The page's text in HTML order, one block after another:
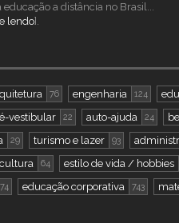
a distância no Brasil...
lendo].
76 engenharia 124
vestibular
22 auto-ajuda 24
29 turismo e lazer 93
64
estilo de vida / hobbies
74 educação corporativa 743